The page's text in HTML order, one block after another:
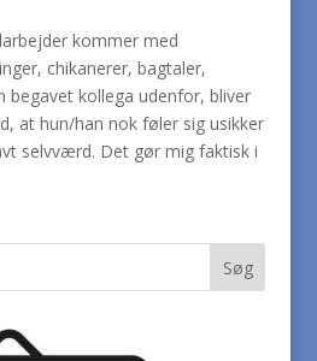
kommer med
chikanerer, bagtaler,
begavet kollega udenfor, bliver
at hun/han nok føler sig usikker
selvværd. Det gør mig faktisk i